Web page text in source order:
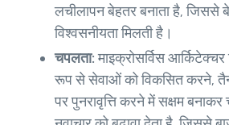
लचीलापन बेहतर बनाता है, जिससे
विश्वसनीयता मिलती है।
चपलता:माइक्रोसर्विस
रूप से सेवाओं को विकसित करने,
पर पुनरावृत्ति करने में सक्षम